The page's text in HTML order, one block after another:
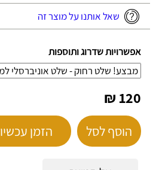
שאל אותנו על מוצר זה
אפשרויות שדרוג ותוספות
120 ₪
הוסף לסל הזמן עכשיו